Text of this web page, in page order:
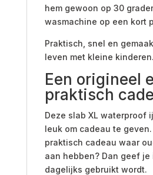
hem gewoon op 30
wasmachine op een kort
Praktisch, snel en
leven met kleine kinderen.
Een origineel
praktisch
Deze slab XL waterproof
leuk om cadeau te
praktisch cadeau waar
aan hebben? Dan geef je
dagelijks gebruikt wordt.